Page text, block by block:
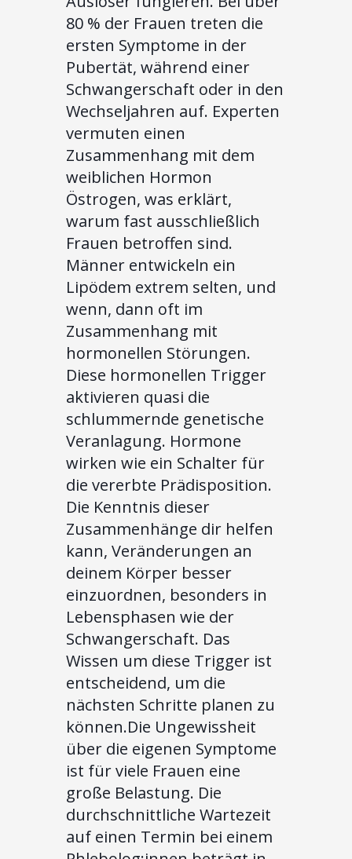
80 % der Frauen treten die
ersten Symptome in der
Pubertät, während einer
Schwangerschaft oder in den
Wechseljahren auf. Experten
vermuten einen
Zusammenhang mit dem
weiblichen Hormon
Östrogen, was erklärt,
warum fast ausschließlich
Frauen betroffen sind.
Männer entwickeln ein
Lipödem extrem selten, und
wenn, dann oft im
Zusammenhang mit
hormonellen Störungen.
Diese hormonellen Trigger
aktivieren quasi die
schlummernde genetische
Veranlagung. Hormone
wirken wie ein Schalter für
die vererbte Prädisposition.
Die Kenntnis dieser
Zusammenhänge dir helfen
kann, Veränderungen an
deinem Körper besser
einzuordnen, besonders in
Lebensphasen wie der
Schwangerschaft. Das
Wissen um diese Trigger ist
entscheidend, um die
nächsten Schritte planen zu
können.Die Ungewissheit
über die eigenen Symptome
ist für viele Frauen eine
große Belastung. Die
durchschnittliche Wartezeit
auf einen Termin bei einem